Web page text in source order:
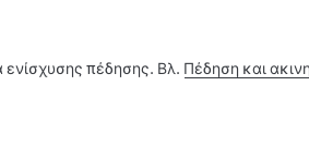
ενίσχυσης πέδησης. Βλ. Πέδηση και